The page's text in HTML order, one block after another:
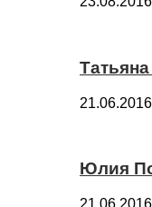
21.06.2016
Юлия
21.06.2016